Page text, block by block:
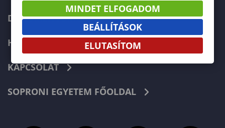
DOKUMENTUMOK
HÍREK
KAPCSOLAT
SOPRONI EGYETEM FŐOLDAL
MINDET ELFOGADOM
BEÁLLÍTÁSOK
ELUTASÍTOM